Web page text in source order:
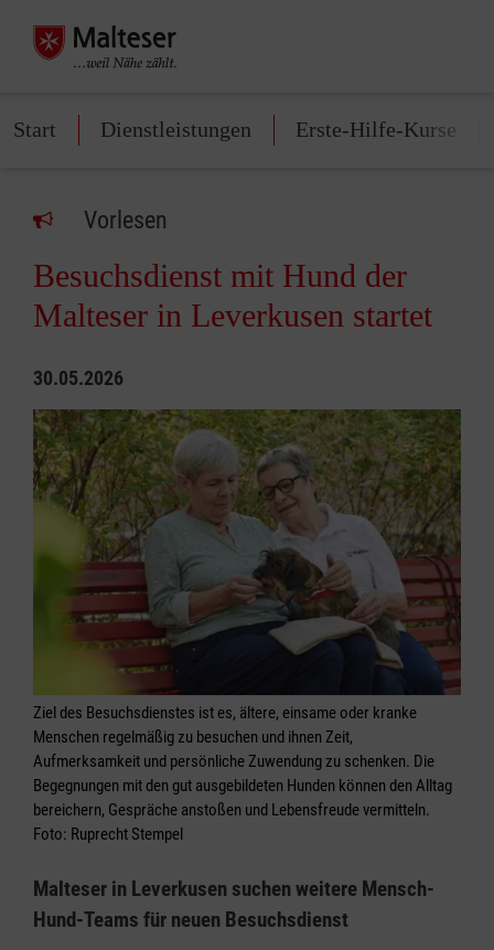
Start Dienstleistungen Erste-Hilfe-Kurse
Vorlesen
Besuchsdienst mit Hund der
Malteser in Leverkusen startet
30.05.2026
Ziel des Besuchsdienstes ist es, ältere, einsame oder kranke
Menschen regelmäßig zu besuchen und ihnen Zeit,
Aufmerksamkeit und persönliche Zuwendung zu schenken. Die
Begegnungen mit den gut ausgebildeten Hunden können den Alltag
bereichern, Gespräche anstoßen und Lebensfreude vermitteln.
Foto: Ruprecht Stempel
Malteser in Leverkusen suchen weitere Mensch-
Hund-Teams für neuen Besuchsdienst